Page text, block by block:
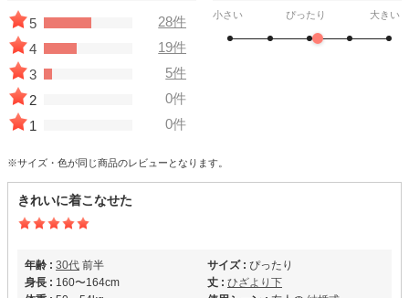
5
28件
4
19件
3
5件
2
0件
1
0件
小さい ぴったり 大きい
※サイズ・色が同じ商品のレビューとなります。
きれいに着こなせた
年齢 : 30代 前半
身長 : 160〜164cm
サイズ : ぴったり
丈 : ひざより下